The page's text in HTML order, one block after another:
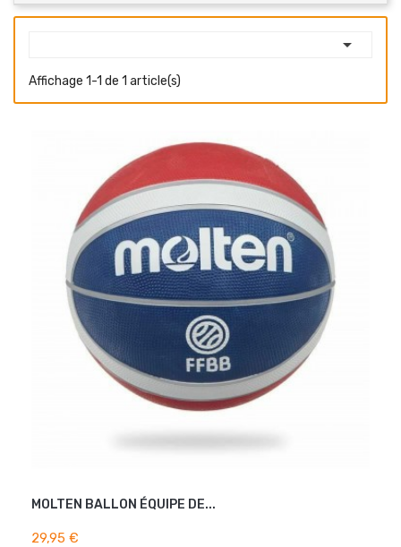

Affichage 1-1 de 1 article(s)
MOLTEN BALLON ÉQUIPE DE...
29,95 €